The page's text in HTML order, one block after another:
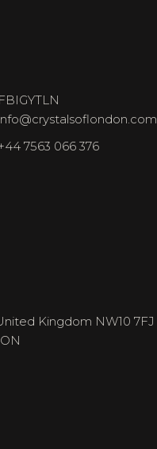
FBIGYTLN
7563 066 376
Kingdom NW10 7FJ